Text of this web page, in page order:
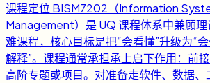
课程定位 BISM7202（Information
Management）是 UQ 课程体系中兼顾
难课程，核心目标是把“会看懂”升级为“
解释”。课程通常承担承上启下作用：前
高阶专题或项目。对准备走软件、数据